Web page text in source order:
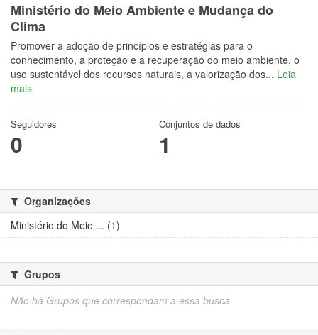
Ministério do Meio Ambiente e Mudança do
Clima
Promover a adoção de princípios e estratégias para o
conhecimento, a proteção e a recuperação do meio ambiente, o
uso sustentável dos recursos naturais, a valorização dos... Leia
mais
Seguidores
0
Conjuntos de dados
1
Organizações
Ministério do Meio ... (1)
Grupos
Não há Grupos que correspondam a essa busca